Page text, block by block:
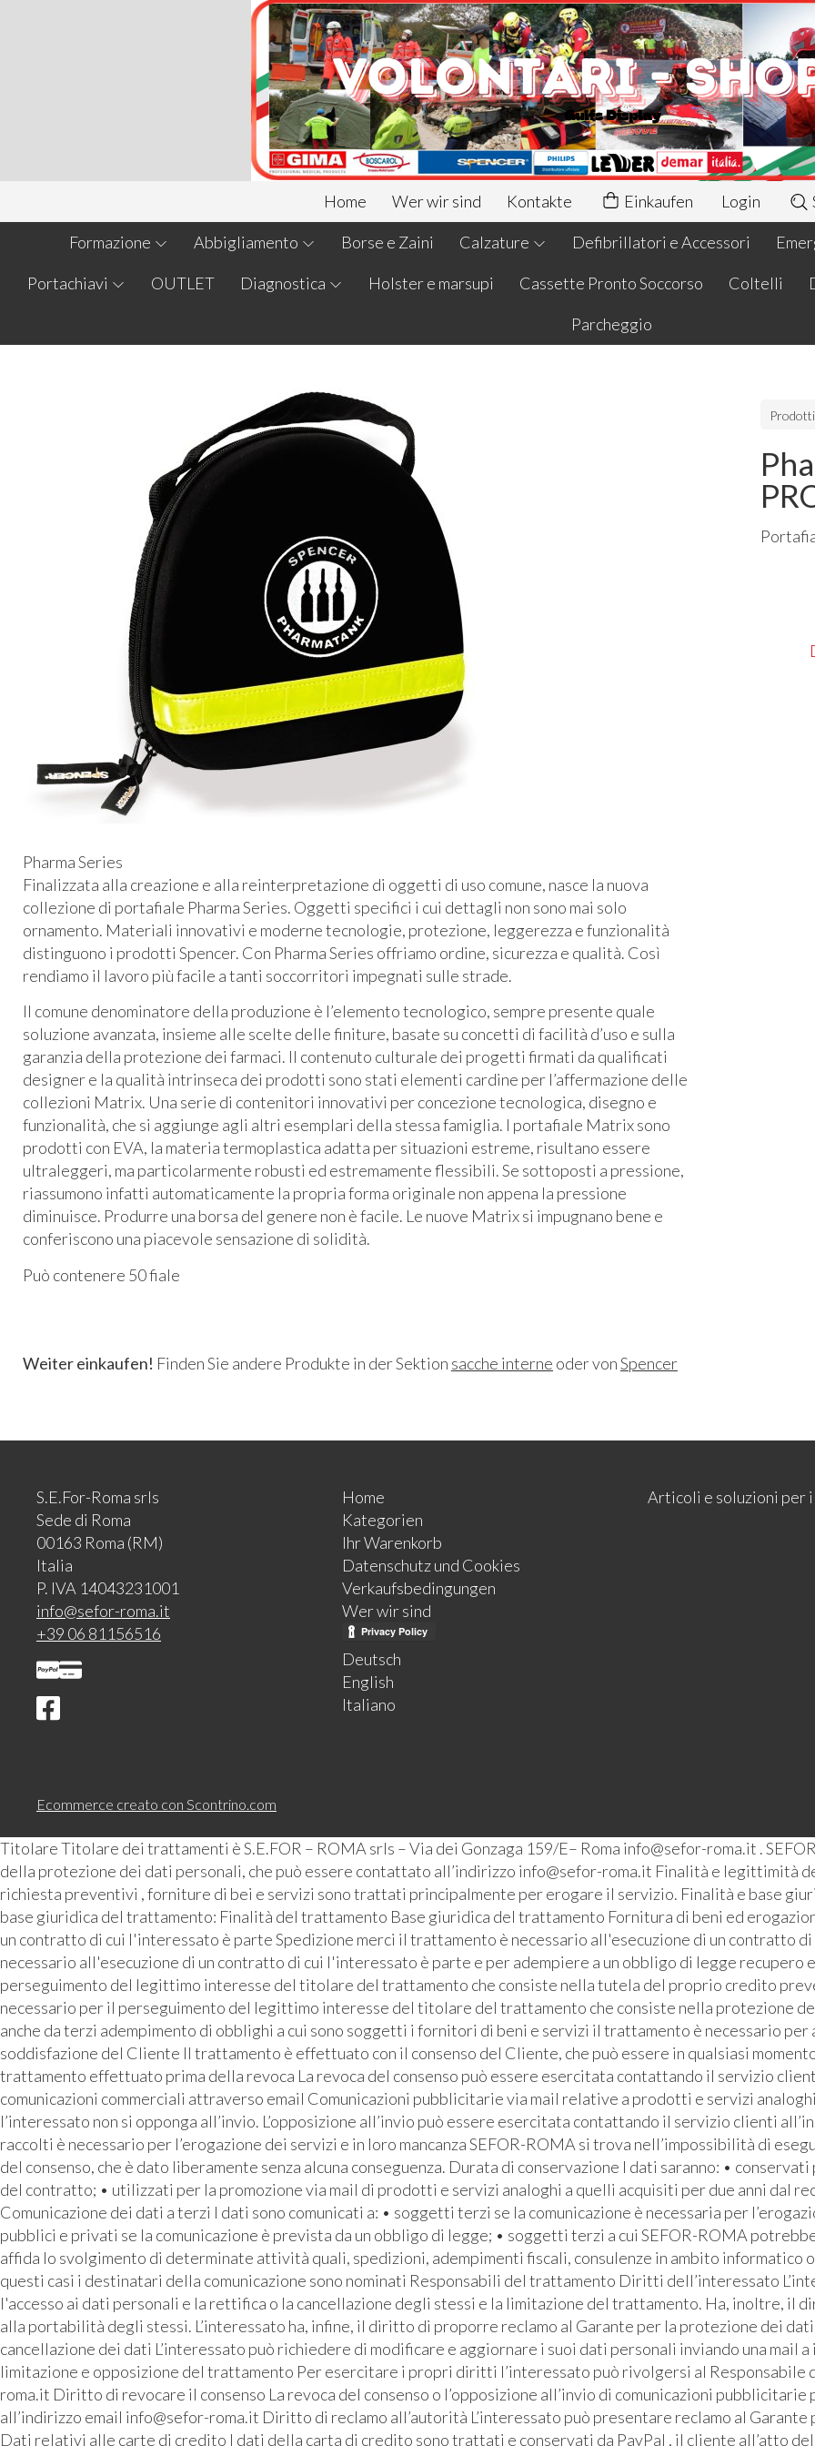
Home Wer wir sind Kontakte Einkaufen Login
Formazione Abbigliamento Borse e Zaini Calzature Defibrillatori e Accessori
Portachiavi OUTLET Diagnostica Holster e marsupi Cassette Pronto Soccorso Coltelli
Parcheggio
Pharma Series
Finalizzata alla creazione e alla reinterpretazione di oggetti di uso comune, nasce la nuova
collezione di portafiale Pharma Series. Oggetti specifici i cui dettagli non sono mai solo
ornamento. Materiali innovativi e moderne tecnologie, protezione, leggerezza e funzionalità
distinguono i prodotti Spencer. Con Pharma Series offriamo ordine, sicurezza e qualità. Così
rendiamo il lavoro più facile a tanti soccorritori impegnati sulle strade.
Il comune denominatore della produzione è l’elemento tecnologico, sempre presente quale
soluzione avanzata, insieme alle scelte delle finiture, basate su concetti di facilità d’uso e sulla
garanzia della protezione dei farmaci. Il contenuto culturale dei progetti firmati da qualificati
designer e la qualità intrinseca dei prodotti sono stati elementi cardine per l’affermazione delle
collezioni Matrix. Una serie di contenitori innovativi per concezione tecnologica, disegno e
funzionalità, che si aggiunge agli altri esemplari della stessa famiglia. I portafiale Matrix sono
prodotti con EVA, la materia termoplastica adatta per situazioni estreme, risultano essere
ultraleggeri, ma particolarmente robusti ed estremamente flessibili. Se sottoposti a pressione,
riassumono infatti automaticamente la propria forma originale non appena la pressione
diminuisce. Produrre una borsa del genere non è facile. Le nuove Matrix si impugnano bene e
conferiscono una piacevole sensazione di solidità.
Può contenere 50 fiale
Prodotti
Weiter einkaufen! Finden Sie andere Produkte in der Sektion sacche interne oder vonSpencer
S.E.For-Roma srls
Sede di Roma
00163 Roma (RM)
Italia
P. IVA 14043231001
info@sefor-roma.it
+39 06 81156516
Home
Kategorien
Ihr Warenkorb
Datenschutz und Cookies
Verkaufsbedingungen
Wer wir sind
Deutsch
English
Italiano
Articoli e soluzioni per
Ecommerce creato con Scontrino.com
Titolare Titolare dei trattamenti è S.E.FOR – ROMA srls – Via dei Gonzaga 159/E– Roma info@sefor-roma.it .
della protezione dei dati personali, che può essere contattato all’indirizzo info@sefor-roma.it Finalità e legittimità
richiesta preventivi , forniture di bei e servizi sono trattati principalmente per erogare il servizio. Finalità e base
base giuridica del trattamento: Finalità del trattamento Base giuridica del trattamento Fornitura di beni ed
un contratto di cui l'interessato è parte Spedizione merci il trattamento è necessario all'esecuzione di un contratto
necessario all'esecuzione di un contratto di cui l'interessato è parte e per adempiere a un obbligo di legge
perseguimento del legittimo interesse del titolare del trattamento che consiste nella tutela del proprio credito
necessario per il perseguimento del legittimo interesse del titolare del trattamento che consiste nella protezione
anche da terzi adempimento di obblighi a cui sono soggetti i fornitori di beni e servizi il trattamento è necessario
soddisfazione del Cliente Il trattamento è effettuato con il consenso del Cliente, che può essere in qualsiasi
trattamento effettuato prima della revoca La revoca del consenso può essere esercitata contattando il servizio
comunicazioni commerciali attraverso email Comunicazioni pubblicitarie via mail relative a prodotti e servizi
l’interessato non si opponga all’invio. L’opposizione all’invio può essere esercitata contattando il servizio clienti
raccolti è necessario per l’erogazione dei servizi e in loro mancanza SEFOR-ROMA si trova nell’impossibilità di
del consenso, che è dato liberamente senza alcuna conseguenza. Durata di conservazione I dati saranno: •
del contratto; • utilizzati per la promozione via mail di prodotti e servizi analoghi a quelli acquisiti per due anni dal
Comunicazione dei dati a terzi I dati sono comunicati a: • soggetti terzi se la comunicazione è necessaria per
pubblici e privati se la comunicazione è prevista da un obbligo di legge; • soggetti terzi a cui SEFOR-ROMA
affida lo svolgimento di determinate attività quali, spedizioni, adempimenti fiscali, consulenze in ambito informatico
questi casi i destinatari della comunicazione sono nominati Responsabili del trattamento Diritti dell’interessato
l'accesso ai dati personali e la rettifica o la cancellazione degli stessi e la limitazione del trattamento. Ha, inoltre,
alla portabilità degli stessi. L’interessato ha, infine, il diritto di proporre reclamo al Garante per la protezione dei
cancellazione dei dati L’interessato può richiedere di modificare e aggiornare i suoi dati personali inviando una
limitazione e opposizione del trattamento Per esercitare i propri diritti l’interessato può rivolgersi al
roma.it Diritto di revocare il consenso La revoca del consenso o l’opposizione all’invio di comunicazioni
all’indirizzo email info@sefor-roma.it Diritto di reclamo all’autorità L’interessato può presentare reclamo al
Dati relativi alle carte di credito I dati della carta di credito sono trattati e conservati da PayPal , il cliente all’atto